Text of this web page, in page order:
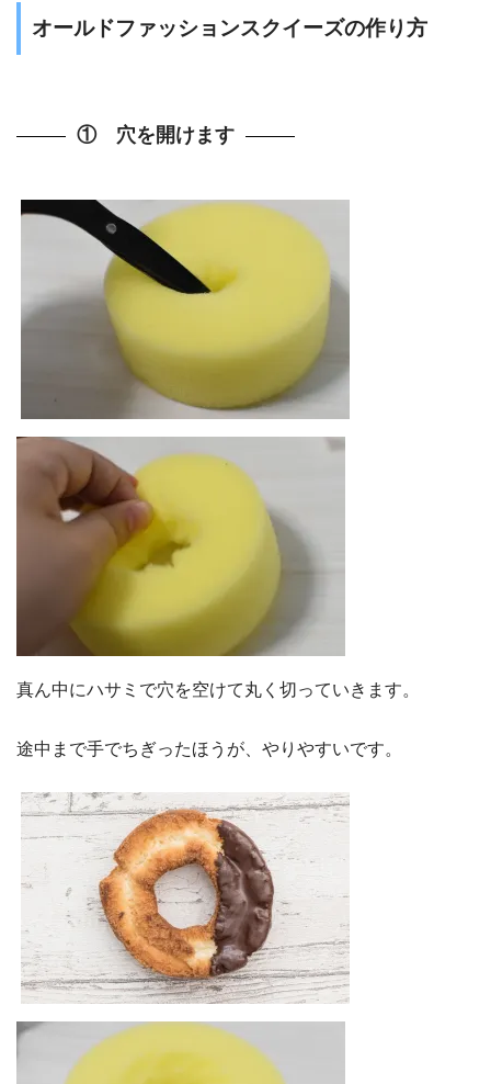
オールドファッションスクイーズの作り方
① 穴を開けます
真ん中にハサミで穴を空けて丸く切っていきます。
途中まで手でちぎったほうが、やりやすいです。